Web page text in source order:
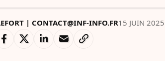
| CONTACT@INF-INFO.FR15 JUIN